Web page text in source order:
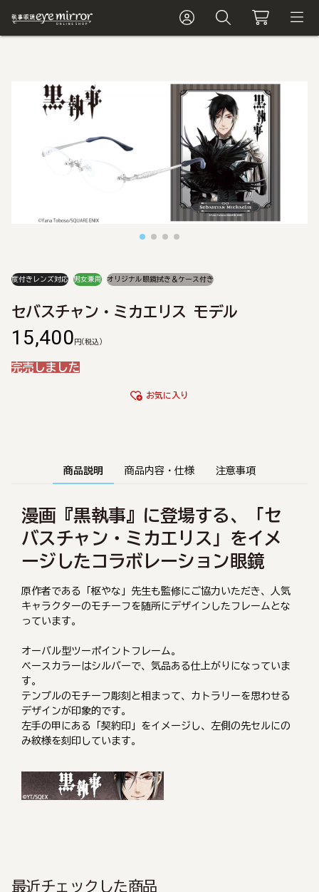
度付きレンズ対応 男女兼用 オリジナル眼鏡拭き＆ケース付き
セバスチャン・ミカエリス モデル
15,400 円 (税込)
完売しました
お気に入り
商品説明 商品内容・仕様 注意事項
漫画『黒執事』に登場する、「セ
バスチャン・ミカエリス」をイメ
ージしたコラボレーション眼鏡
原作者である「枢やな」先生も監修にご協力いただき、人気
キャラクターのモチーフを随所にデザインしたフレームとな
っています。
オーバル型ツーポイントフレーム。
ベースカラーはシルバーで、気品ある仕上がりになっていま
す。
テンプルのモチーフ彫刻と相まって、カトラリーを思わせる
デザインが印象的です。
左手の甲にある「契約印」をイメージし、左側の先セルにの
み紋様を刻印しています。
最近チェックした商品